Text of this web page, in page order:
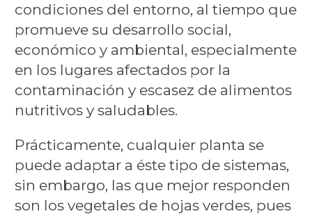
condiciones del entorno, al tiempo que
promueve su desarrollo social,
económico y ambiental, especialmente
en los lugares afectados por la
contaminación y escasez de alimentos
nutritivos y saludables.
Prácticamente, cualquier planta se
puede adaptar a éste tipo de sistemas,
sin embargo, las que mejor responden
son los vegetales de hojas verdes, pues